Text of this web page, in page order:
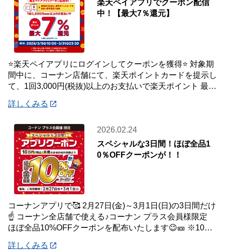
楽天ペイアプリでクーポン配信
中！【最大7％還元】
⭐楽天ペイアプリにログインしてクーポンを獲得⭐ 対象期
間中に、コーナン店舗にて、楽天ポイントカードを提示し
て、1回3,000円(税抜)以上のお支払いで楽天ポイント 最大
詳しくみる
2026.02.24
スペシャルな3日間！ほぼ全品1
0％OFFクーポンが！！
コーナンアプリで🥰 2月27日(金)～3月1日(日)の3日間だけ
☝️ コーナン全店舗で使える♪コーナン プラス会員様限定
ほぼ全品10%OFFクーポンを配布いたします😉🎫 ※10万
詳しくみる